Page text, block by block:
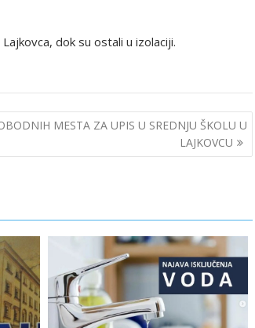
dok su ostali u izolaciji.
MESTA ZA UPIS U SREDNJU ŠKOLU U
LAJKOVCU